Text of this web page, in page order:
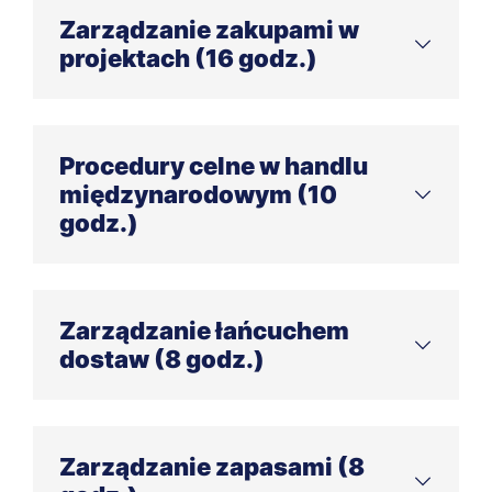
Zabezpieczenie interesów nabywcy
Pułapki w kontraktach
Zarządzanie zakupami w
projektach (16 godz.)
Metodyki PRINCE2, PMBok™, Agile
Procesy i narzędzia wspierające
Procedury celne w handlu
międzynarodowym (10
godz.)
Spedycja i usługi transportowe
Stawki i taryfy celne
Zarządzanie łańcuchem
dostaw (8 godz.)
Techniki i technologie
Zarządzanie zapasami (8